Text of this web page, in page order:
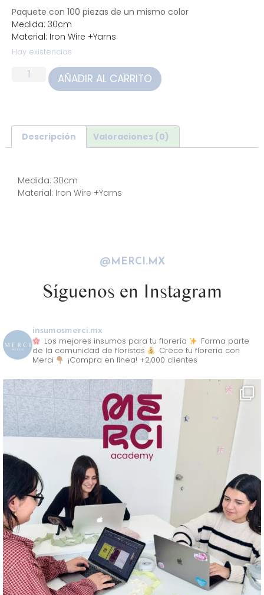
Paquete con 100 piezas de un mismo color
Medida: 30cm
Material: Iron Wire +Yarns
Hay existencias
AÑADIR AL CARRITO
Descripción Valoraciones (0)
Medida: 30cm
Material: Iron Wire +Yarns
@MERCI.MX
Síguenos en Instagram
insumosmerci.mx
Los mejores insumos para tu florería
Forma parte
de la comunidad de floristas
Crece tu florería con
Merci
¡Compra en línea! +2,000 clientes